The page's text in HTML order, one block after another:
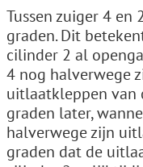
Tussen zuiger 4 en
graden. Dit
cilinder 2 al
4 nog halverwege
uitlaatkleppen van
graden later,
halverwege zijn
graden dat de